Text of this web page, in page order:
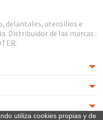
delantales, utensilios e
Distribuidor de las marcas :
utiliza cookies propias y de